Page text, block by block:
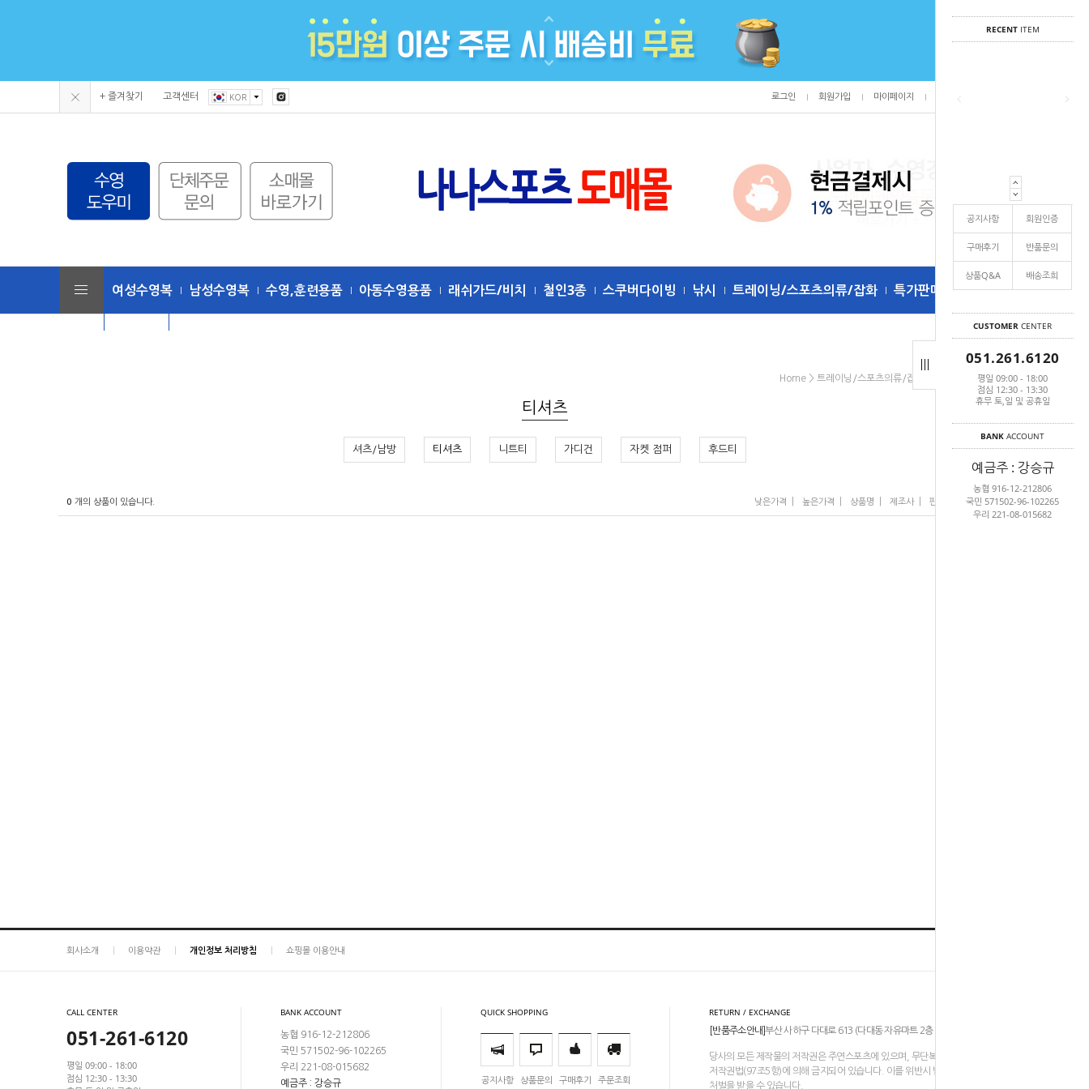
RECENTITEM
공지사항 회원인증
구매후기 반품문의
상품Q&A 배송조희
CUSTOMER CENTER
051.261.6120
평일 09:00 - 18:00
점심 12:30 - 13:30
휴무 토,일 및 공휴일
BANK ACCOUNT
예금주 : 강승규
농협 916-12-212806
국민 571502-96-102265
우리 221-08-015682
+ 즐겨찾기 고객센터 KOR 로그인 회원가입 마이페이지
여성수영복 남성수영복 수영,훈련용품 아동수영용품 래쉬가드/비치 철인3종 스쿠버다이빙 낚시 트레이닝/스포츠의류/잡화 특가판매
Home > 트레이닝/스포츠의류/잡화 남성 의류 상의 >티셔츠
티셔츠
셔츠/남방 티셔츠 니트티 가디건 자켓 점퍼 후드티
0 개의 상품이 있습니다. 낮은가격 높은가격 상품명 제조사| 판매순위 | 많이 본 상품
회사소개 이용약관 개인정보 처리방침 쇼핑몰 이용안내
CALL CENTER
051-261-6120
평일 09:00 - 18:00
점심 12:30 - 13:30
BANK ACCOUNT
농협 916-12-212806
국민 571502-96-102265
우리 221-08-015682
예금주 : 강승규
QUICK SHOPPING
공지사항 상품문의 구매후기 주문조회
RETURN / EXCHANGE
[반품주소안내]부산 사하구 다대로 613 (다대동 자유마트 2층 206-211호)
당사의 모든 제작물의 저작권은 주연스포츠에 있으며, 무단복제나 도용은
저작권법(97조5항)에 의해 금지되어 있습니다. 이를 위반시 법적인
처벌을 받을 수 있습니다.